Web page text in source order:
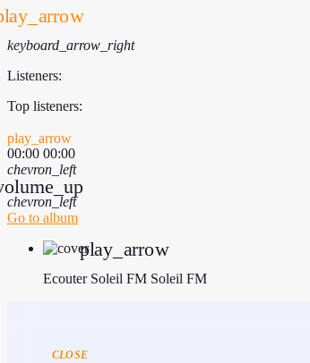
keyboard_arrow_right
Listeners:
Top listeners:
play_arrow
00:00 00:00
chevron_left
chevron_left
Go to album
play_arrow
Ecouter Soleil FM Soleil FM
CLOSE